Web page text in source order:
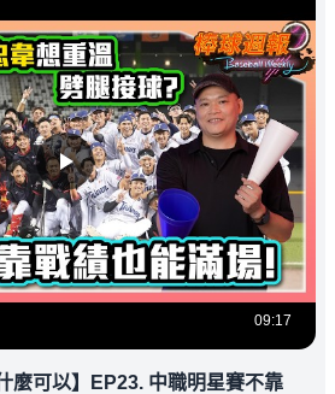
09:17
麼可以】EP23. 中職明星賽不靠